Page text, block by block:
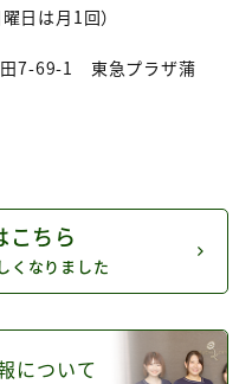
日は月1回）
7-69-1 東急プラザ蒲
こちら
くなりました
について